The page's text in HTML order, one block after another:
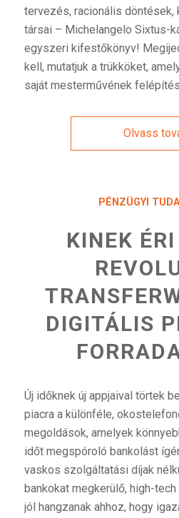
tervezés, racionális döntések,
társai – Michelangelo Sixtus-
egyszeri kifestőkönyv!
kell, mutatjuk a trükköket,
saját mesterművének
Olvass
PÉNZÜGYI
KINEK
DIGITÁLIS
Új időknek új appjaival törtek
piacra a különféle,
megoldások, amelyek
időt megspóroló bankolást
vaskos szolgáltatási díjak
bankokat megkerülő, high-
jól hangzanak ahhoz, hogy